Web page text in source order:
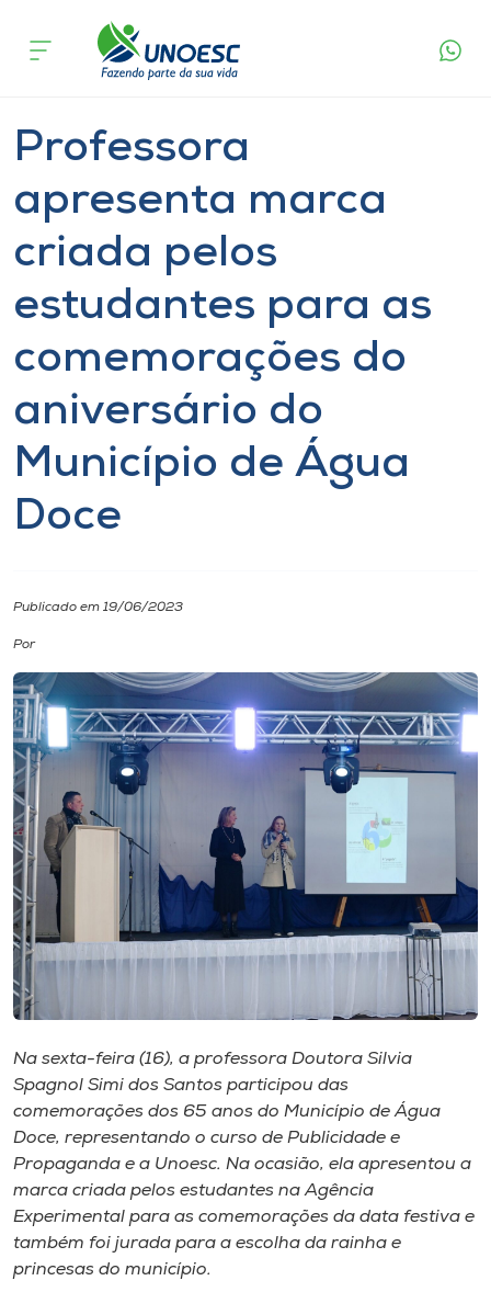
Cursos
Atendimento ao Estudante
Portal de Ensino
Unoesc
Internacionalização
Diplomados
Cultura
CPA
Biblioteca
Editora
Rádio
Museu
Unoesc
Store
Selecione
o idioma
acontece
aniversário do Município de Água Doce
Professora
apresenta marca
criada pelos
estudantes para as
comemorações do
aniversário do
Município de Água
Doce
Publicado em 19/06/2023
Por
Na sexta-feira (16), a professora Doutora Silvia
Spagnol Simi dos Santos participou das
comemorações dos 65 anos do Município de Água
Doce, representando o curso de Publicidade e
Propaganda e a Unoesc. Na ocasião, ela apresentou a
marca criada pelos estudantes na Agência
Experimental para as comemorações da data festiva e
também foi jurada para a escolha da rainha e
princesas do município.